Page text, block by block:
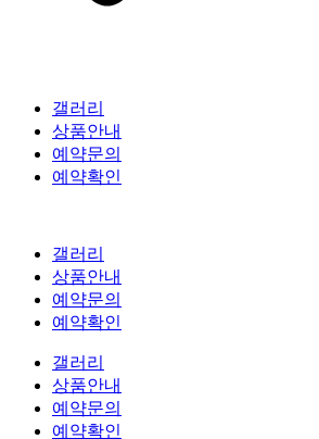
갤러리
상품안내
예약문의
예약확인
갤러리
상품안내
예약문의
예약확인
갤러리
상품안내
예약문의
예약확인